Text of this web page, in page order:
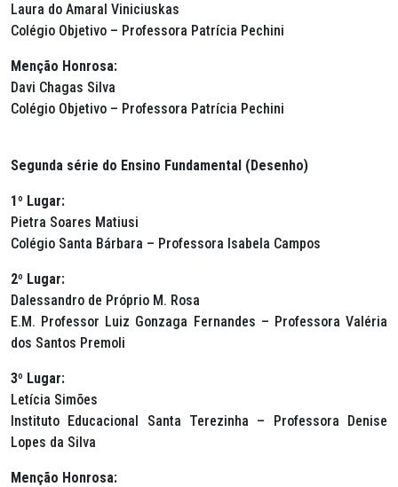
Laura do Amaral Viniciuskas
Colégio Objetivo – Professora Patrícia Pechini
Menção Honrosa:
Davi Chagas Silva
Colégio Objetivo – Professora Patrícia Pechini
Segunda série do Ensino Fundamental (Desenho)
1º Lugar:
Pietra Soares Matiusi
Colégio Santa Bárbara – Professora Isabela Campos
2º Lugar:
Dalessandro de Próprio M. Rosa
E.M. Professor Luiz Gonzaga Fernandes – Professora Valéria
dos Santos Premoli
3º Lugar:
Letícia Simões
Instituto Educacional Santa Terezinha – Professora Denise
Lopes da Silva
Menção Honrosa: